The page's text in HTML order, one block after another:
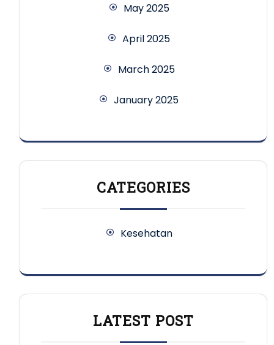
May 2025
April 2025
March 2025
January 2025
CATEGORIES
Kesehatan
LATEST POST